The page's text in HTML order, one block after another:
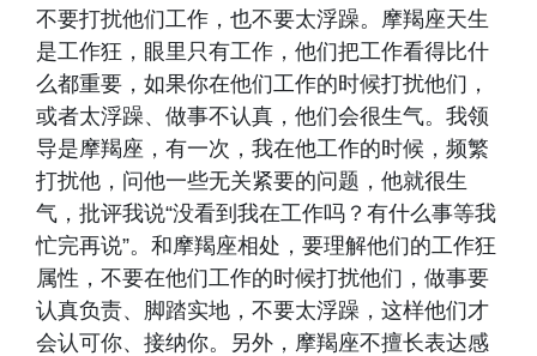
不要打扰他们工作，也不要太浮躁。摩羯座天生
是工作狂，眼里只有工作，他们把工作看得比什
么都重要，如果你在他们工作的时候打扰他们，
或者太浮躁、做事不认真，他们会很生气。我领
导是摩羯座，有一次，我在他工作的时候，频繁
打扰他，问他一些无关紧要的问题，他就很生
气，批评我说“没看到我在工作吗？有什么事等我
忙完再说”。和摩羯座相处，要理解他们的工作狂
属性，不要在他们工作的时候打扰他们，做事要
认真负责、脚踏实地，不要太浮躁，这样他们才
会认可你、接纳你。另外，摩羯座不擅长表达感